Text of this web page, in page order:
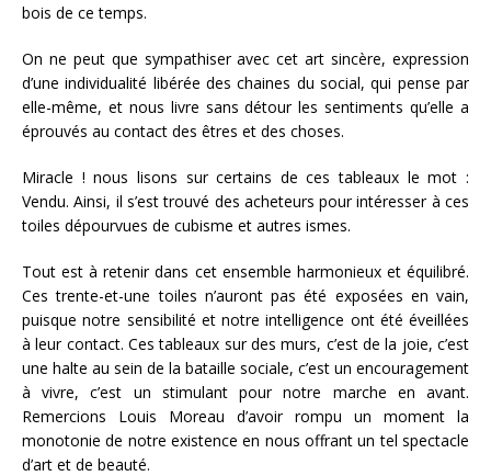
bois de ce temps.
On ne peut que sympathiser avec cet art sincère, expression
d’une individualité libérée des chaines du social, qui pense par
elle-même, et nous livre sans détour les sentiments qu’elle a
éprouvés au contact des êtres et des choses.
Miracle ! nous lisons sur certains de ces tableaux le mot :
Vendu. Ainsi, il s’est trouvé des acheteurs pour intéresser à ces
toiles dépourvues de cubisme et autres ismes.
Tout est à retenir dans cet ensemble harmonieux et équilibré.
Ces trente-et-une toiles n’auront pas été exposées en vain,
puisque notre sensibilité et notre intelligence ont été éveillées
à leur contact. Ces tableaux sur des murs, c’est de la joie, c’est
une halte au sein de la bataille sociale, c’est un encouragement
à vivre, c’est un stimulant pour notre marche en avant.
Remercions Louis Moreau d’avoir rompu un moment la
monotonie de notre existence en nous offrant un tel spectacle
d’art et de beauté.